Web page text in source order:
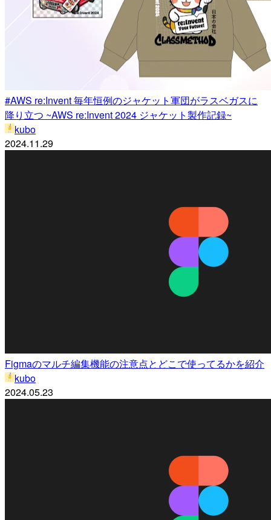
#AWS re:Invent 毎年恒例のジャケット軍団がラスベガスに
降り立つ ~AWS re:Invent 2024 ジャケット製作記録~
kubo
2024.11.29
Figmaのマルチ編集機能の注意点とどこで使ってるかを紹介
kubo
2024.05.23